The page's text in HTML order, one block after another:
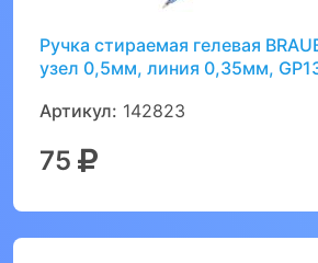
Ручка стираемая гелевая
узел 0,5мм, линия 0,35мм,
Артикул: 142823
75